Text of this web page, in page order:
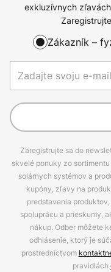
exkluzívnych
Zákazník –
Zaregistrujte sa do
skvelé ponuky zo
solárnych systémov a
kupóny, zľavy na
predstavenia
spoluprácu a prieskumy,
nákup. Odber môžete
odhlásenie, ktorý je
prostredníctvom
pravidlách